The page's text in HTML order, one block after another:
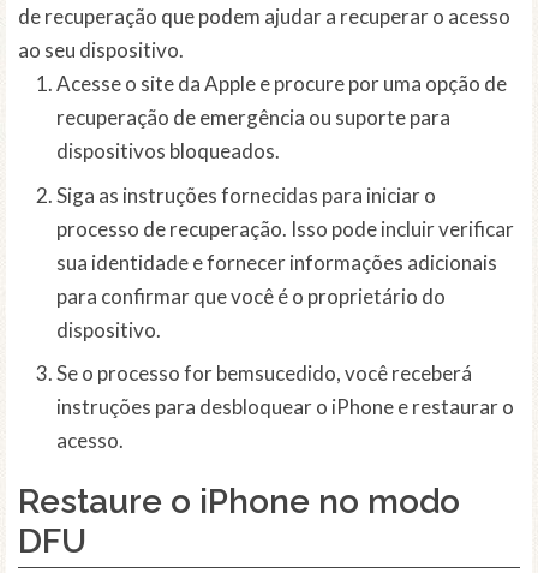
de recuperação que podem ajudar a recuperar o acesso
ao seu dispositivo.
Acesse o site da Apple e procure por uma opção de
recuperação de emergência ou suporte para
dispositivos bloqueados.
Siga as instruções fornecidas para iniciar o
processo de recuperação. Isso pode incluir verificar
sua identidade e fornecer informações adicionais
para confirmar que você é o proprietário do
dispositivo.
Se o processo for bemsucedido, você receberá
instruções para desbloquear o iPhone e restaurar o
acesso.
Restaure o iPhone no modo
DFU